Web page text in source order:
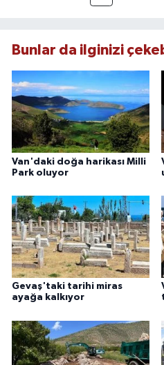
gündemi
etmektedir.
Bunlar da ilginizi
Van'daki doğa harikası Milli
Park oluyor
Gevaş'taki tarihi miras
ayağa kalkıyor